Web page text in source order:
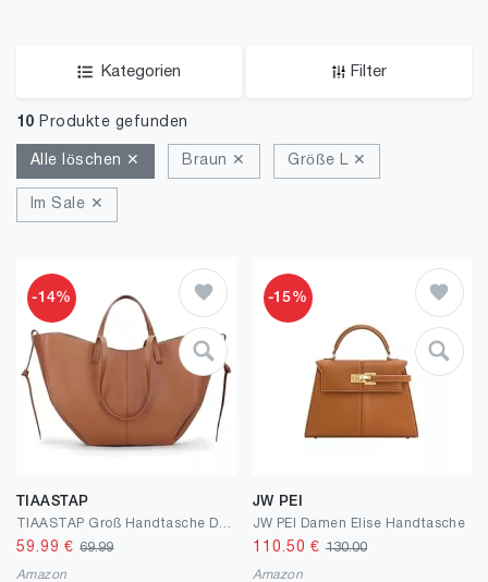
Kategorien Filter
10 Produkte gefunden
Alle löschen ✕ Braun ✕ Größe L ✕
Im Sale ✕
-14%
TIAASTAP
59.99 €69.99
Amazon
-15%
JW PEI
JW PEI Damen Elise Handtasche
110.50 € 130.00
Amazon